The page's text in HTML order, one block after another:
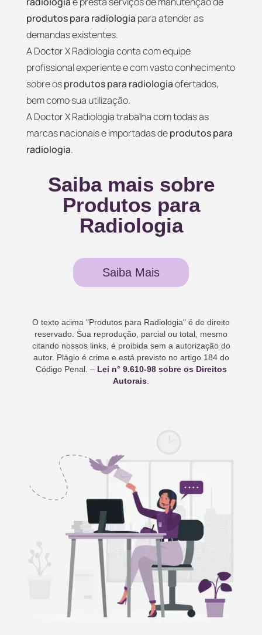
produtos para radiologia para atender as
demandas existentes.
A Doctor X Radiologia conta com equipe
profissional experiente e com vasto conhecimento
sobre osprodutos para radiologiaofertados,
bem como sua utilização.
A Doctor X Radiologia trabalha com todas as
marcas nacionais e importadas deprodutos para
radiologia.
Saiba mais sobre
Produtos para
Radiologia
Saiba Mais
O texto acima "Produtos para Radiologia" é de direito
reservado. Sua reprodução, parcial ou total, mesmo
citando nossos links, é proibida sem a autorização do
autor. Plágio é crime e está previsto no artigo 184 do
Código Penal. – Lei n° 9.610-98 sobre os Direitos
Autorais